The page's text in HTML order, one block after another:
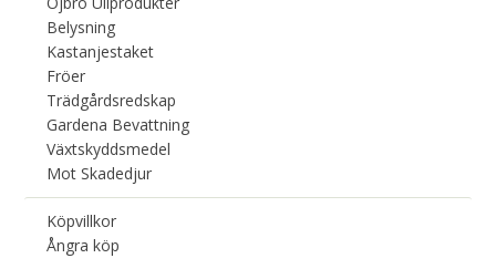
Belysning
Kastanjestaket
Fröer
Trädgårdsredskap
Gardena Bevattning
Växtskyddsmedel
Mot Skadedjur
Köpvillkor
Ångra köp